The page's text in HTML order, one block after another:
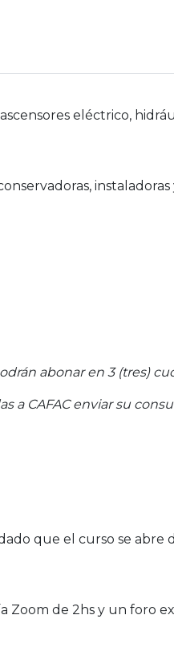
eléctrico,
instaladoras
abonar en 3 (tres)
a CAFAC enviar su
que el curso se abre
Zoom de 2hs y un foro